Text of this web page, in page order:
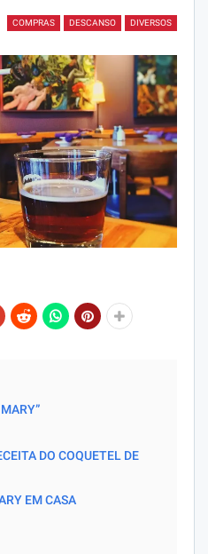
COMPRAS DESCANSO DIVERSOS
DO COQUETEL DE
EM CASA